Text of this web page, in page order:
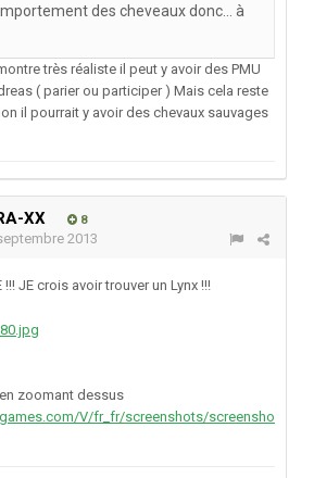
des cheveaux donc... à
très réaliste il peut y avoir des PMU
( parier ou participer ) Mais cela reste
il pourrait y avoir des chevaux sauvages
XX 8
2013
!!! JE crois avoir trouver un Lynx !!!
zoomant dessus
V/fr_fr/screenshots/screensho